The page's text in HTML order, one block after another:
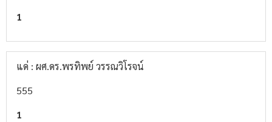
1
แด่ : ผศ.ดร.พรทิพย์ วรรณวิโรจน์
555
1